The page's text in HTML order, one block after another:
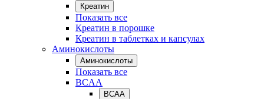
Креатин
Показать все
Креатин в порошке
Креатин в таблетках и капсулах
Аминокислоты
Аминокислоты
Показать все
BCAA
BCAA